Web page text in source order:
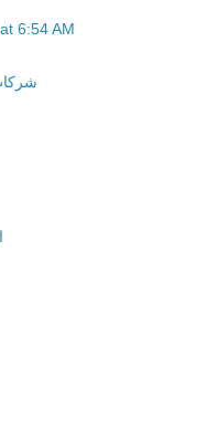
6:54 AM